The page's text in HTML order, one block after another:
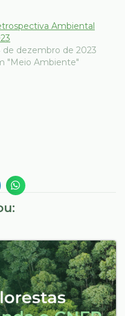
Ambiental
de dezembro de 2023
"Meio Ambiente"